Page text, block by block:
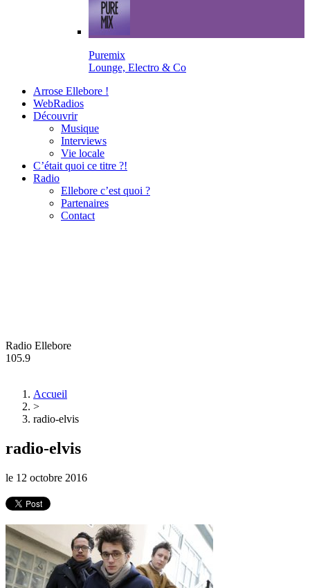
Puremix
Lounge, Electro & Co
Arrose Ellebore !
WebRadios
Découvrir
Musique
Interviews
Vie locale
C’était quoi ce titre ?!
Radio
Ellebore c’est quoi ?
Partenaires
Contact
Radio Ellebore
105.9
Accueil
>
radio-elvis
radio-elvis
le 12 octobre 2016